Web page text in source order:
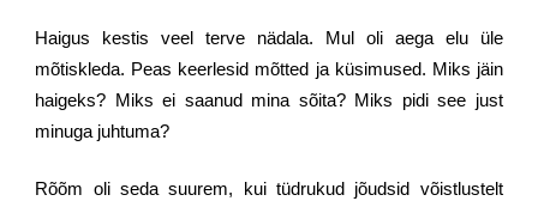
Haigus kestis veel terve nädala. Mul oli aega elu üle
mõtiskleda. Peas keerlesid mõtted ja küsimused. Miks jäin
haigeks? Miks ei saanud mina sõita? Miks pidi see just
minuga juhtuma?
Rõõm oli seda suurem, kui tüdrukud jõudsid võistlustelt